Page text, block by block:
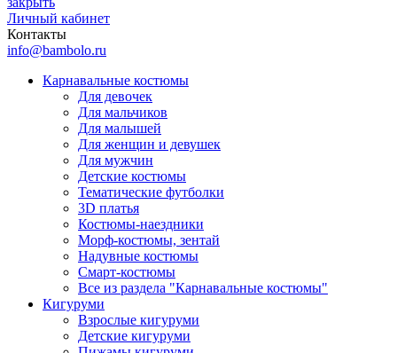
Личный кабинет
Контакты
info@bambolo.ru
Карнавальные костюмы
Для девочек
Для мальчиков
Для малышей
Для женщин и девушек
Для мужчин
Детские костюмы
Тематические футболки
3D платья
Костюмы-наездники
Морф-костюмы, зентай
Надувные костюмы
Смарт-костюмы
Все из раздела "Карнавальные костюмы"
Кигуруми
Взрослые кигуруми
Детские кигуруми